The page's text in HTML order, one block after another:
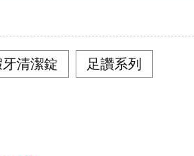
清潔錠 足讚系列